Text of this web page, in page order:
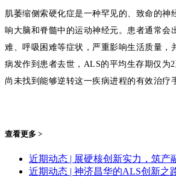
肌萎缩侧索硬化症是一种罕见的、致命的神
响大脑和脊髓中的运动神经元。患者通常会
难、呼吸困难等症状，严重影响生活质量，
病发作到患者去世， ALS的平均生存期仅为2
尚未找到能够逆转这一疾病进程的有效治疗
查看更多 >
近期动态 | 展硬核创新实力，筑产
近期动态 | 神济昌华的ALS创新之